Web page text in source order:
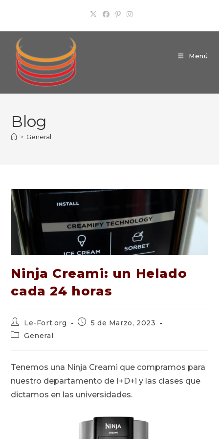
contenido
Menú
Blog
> General
Ninja Creami: un Helado
cada 24 horas
Autor
de
la
Le-Fort.org
Publicación
5 de Marzo, 2023
Categoría
entrada:
General
Tenemos una Ninja Creami que compramos para
nuestro departamento de I+D+i y las clases que
dictamos en las universidades.